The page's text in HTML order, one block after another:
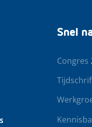
Snel
Congres